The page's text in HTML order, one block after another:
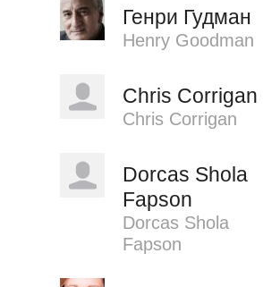
Генри Гудман
Henry Goodman
Chris Corrigan
Chris Corrigan
Dorcas Shola
Fapson
Dorcas Shola
Fapson